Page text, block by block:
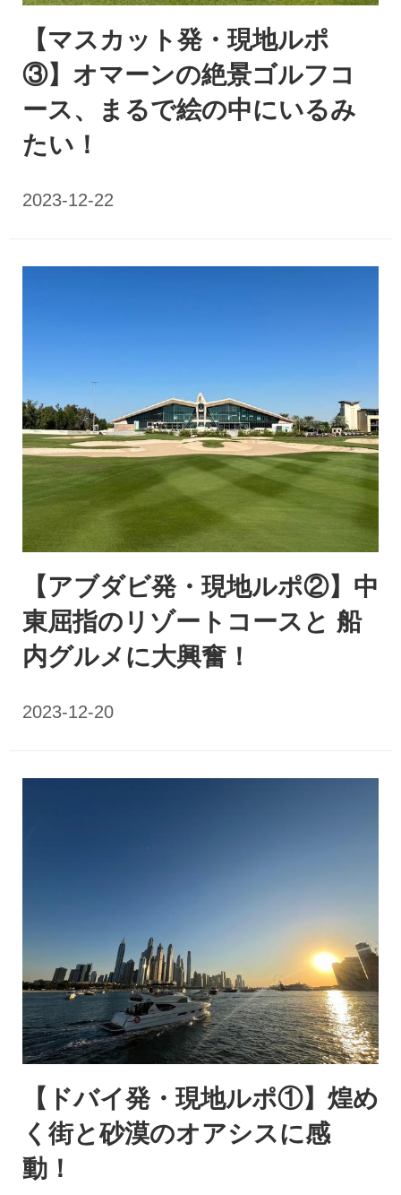
【マスカット発・現地ルポ
③】オマーンの絶景ゴルフコ
ース、まるで絵の中にいるみ
たい！
【アブダビ発・現地ルポ②】中
東屈指のリゾートコースと 船
内グルメに大興奮！
【ドバイ発・現地ルポ①】煌め
く街と砂漠のオアシスに感
動！